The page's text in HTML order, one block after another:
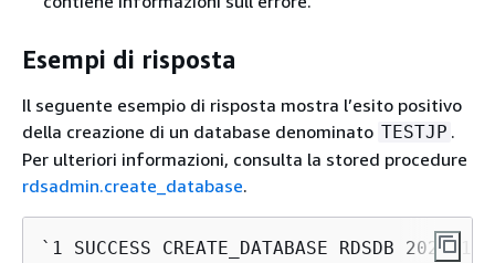
Esempi di risposta
Il seguente esempio di risposta mostra l’esito positivo
della creazione di un database denominato TESTJP .
Per ulteriori informazioni, consulta la stored procedure
rdsadmin.create_database.
`1 SUCCESS CREATE_DATABASE RDSDB